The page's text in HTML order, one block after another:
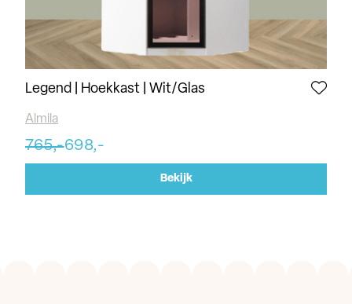
Legend | Hoekkast | Wit/Glas
Almila
765,-698,-
Bekijk